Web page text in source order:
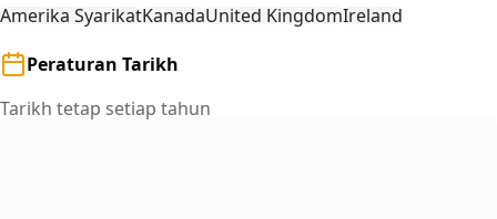
Amerika SyarikatKanadaUnited KingdomIreland
Peraturan Tarikh
Tarikh tetap setiap tahun